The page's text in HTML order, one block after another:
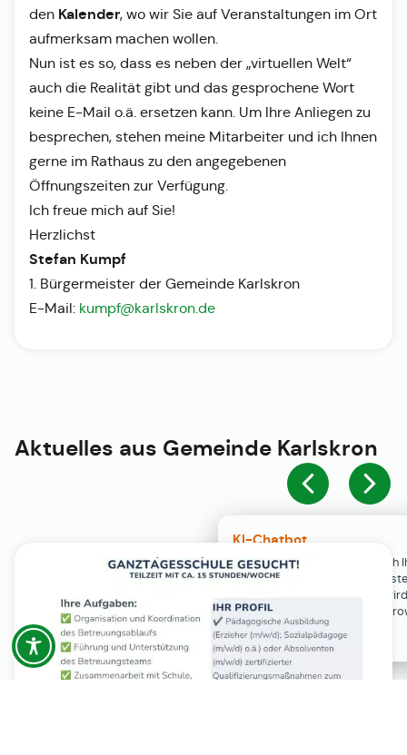
KI-Chatbot
Der KI-Chatbot steht erst nach
Einwilligung in den Cookie-
Verfügung. Der Chat-Verlauf
ausschließlich lokal in Ihrem
gespeichert.
den Kalender, wo wir Sie auf Veranstaltungen im Ort
aufmerksam machen wollen.
Nun ist es so, dass es neben der „virtuellen Welt“
auch die Realität gibt und das gesprochene Wort
keine E-Mail o.ä. ersetzen kann. Um Ihre Anliegen zu
besprechen, stehen meine Mitarbeiter und ich Ihnen
gerne im Rathaus zu den angegebenen
Öffnungszeiten zur Verfügung.
Ich freue mich auf Sie!
Herzlichst
Stefan Kumpf
1. Bürgermeister der Gemeinde Karlskron
E-Mail: kumpf@karlskron.de
Aktuelles aus Gemeinde Karlskron